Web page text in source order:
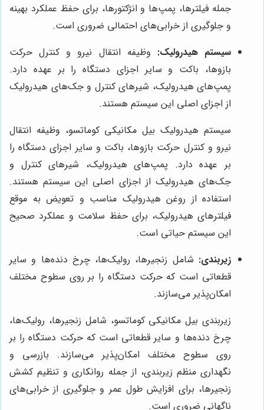
جمله فیلترها، پمپ‌ها و انژکتورها، برای حفظ عملکرد بهینه
و جلوگیری از خرابی‌های احتمالی ضروری است.
سیستم هیدرولیک: وظیفه انتقال نیرو و کنترل حرکت
بازوها، باکت و سایر اجزای دستگاه را بر عهده دارد.
پمپ‌های هیدرولیک، شیرهای کنترل و جک‌های هیدرولیک
از اجزای اصلی این سیستم هستند.
سیستم هیدرولیک بیل مکانیکی کوماتسو، وظیفه انتقال
نیرو و کنترل حرکت بازوها، باکت و سایر اجزای دستگاه را
بر عهده دارد. پمپ‌های هیدرولیک، شیرهای کنترل و
جک‌های هیدرولیک از اجزای اصلی این سیستم هستند.
استفاده از روغن هیدرولیک مناسب و تعویض به موقع
فیلترهای هیدرولیک، برای حفظ سلامت و عملکرد صحیح
این سیستم حیاتی است.
زیربندی: شامل زنجیرها، رولیک‌ها، چرخ دنده‌ها و سایر
قطعاتی است که حرکت دستگاه را بر روی سطوح مختلف
امکان‌پذیر می‌سازند.
زیربندی بیل مکانیکی کوماتسو، شامل زنجیرها، رولیک‌ها،
چرخ دنده‌ها و سایر قطعاتی است که حرکت دستگاه را بر
روی سطوح مختلف امکان‌پذیر می‌سازند. بازرسی و
نگهداری منظم زیربندی، از جمله روانکاری و تنظیم کشش
زنجیرها، برای افزایش طول عمر و جلوگیری از خرابی‌های
ناگهانی ضروری است.